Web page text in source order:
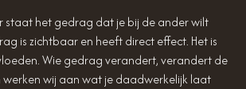
staat het gedrag dat je bij de ander wilt
is zichtbaar en heeft direct effect. Het is
Wie gedrag verandert, verandert de
wij aan wat je daadwerkelijk laat